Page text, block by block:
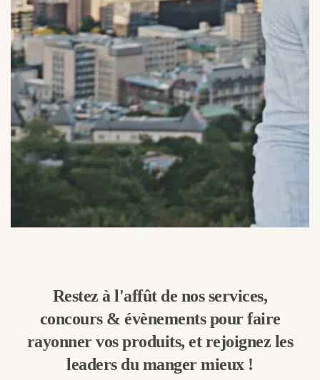
Restez à l'affût de nos services,
concours & évènements pour faire
rayonner vos produits, et rejoignez les
leaders du manger mieux !